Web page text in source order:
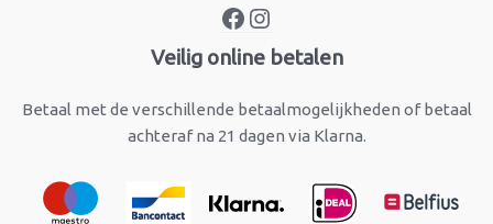
Veilig online betalen
Betaal met de verschillende betaalmogelijkheden of betaal
achteraf na 21 dagen via Klarna.